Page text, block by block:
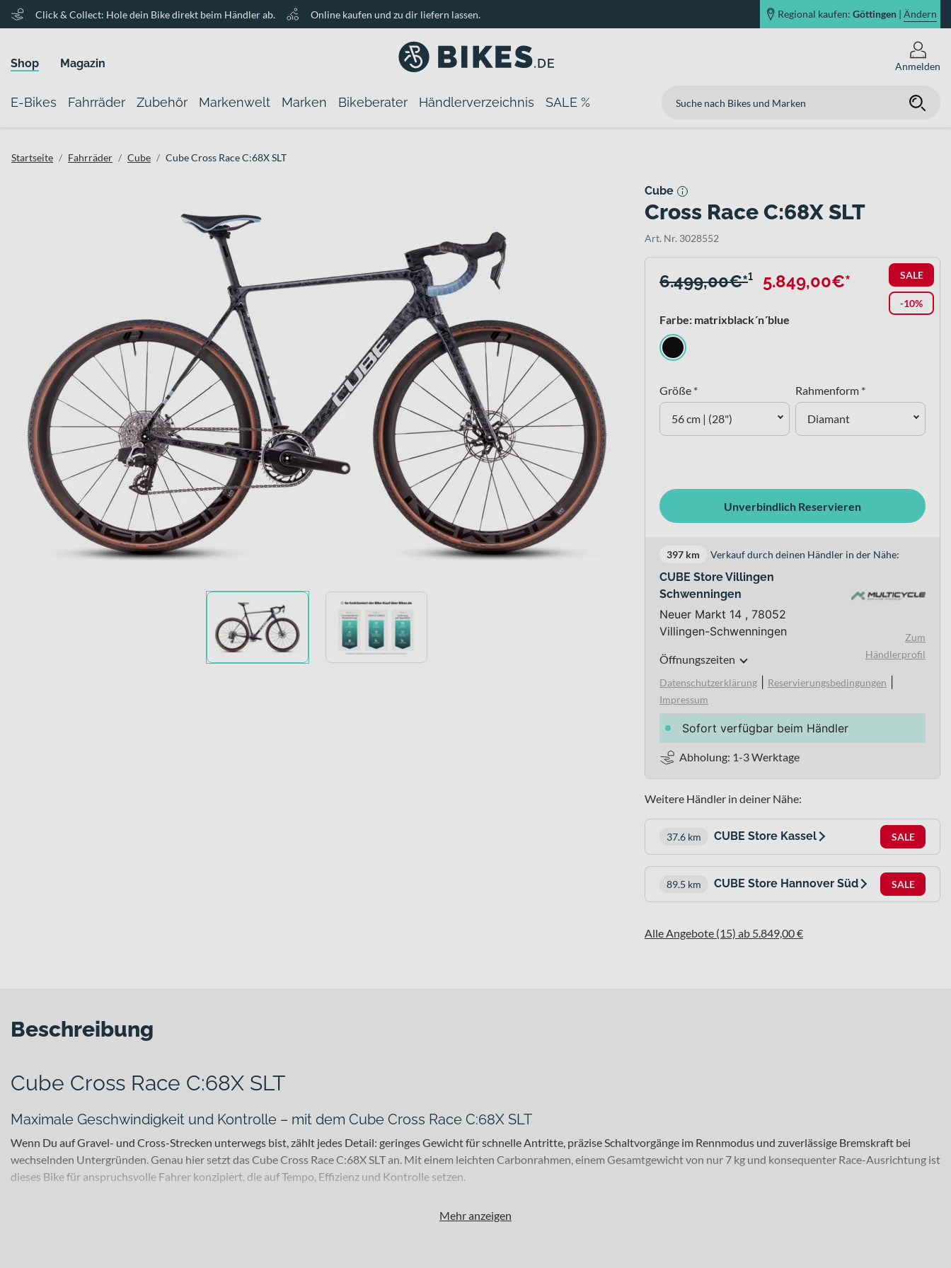
Click & Collect: Hole dein Bike direkt beim Händler ab. Online kaufen und zu dir liefern lassen. Regional kaufen: Göttingen | Ändern
Shop Magazin Anmelden
E-Bikes Fahrräder Zubehör Markenwelt Marken Bikeberater Händlerverzeichnis SALE %
Startseite Fahrräder Cube Cube Cross Race C:68X SLT
Cube
Cross Race C:68X SLT
Art. Nr. 3028552
SALE
-10%
6.499,00€*¹ 5.849,00€*
Farbe: matrixblack´n´blue
Größe *
56 cm | (28")
Rahmenform *
Diamant
Unverbindlich Reservieren
397 km Verkauf durch deinen Händler in der Nähe:
CUBE Store Villingen
Schwenningen
Neuer Markt 14 , 78052
Villingen-Schwenningen
Öffnungszeiten
Zum
Händlerprofil
Datenschutzerklärung Reservierungsbedingungen
Impressum
Sofort verfügbar beim Händler
Abholung: 1-3 Werktage
Weitere Händler in deiner Nähe:
SALE
37.6 km CUBE Store Kassel
SALE
89.5 km CUBE Store Hannover Süd
Alle Angebote (15) ab 5.849,00 €
Beschreibung
Cube Cross Race C:68X SLT
Maximale Geschwindigkeit und Kontrolle – mit dem Cube Cross Race C:68X SLT
Wenn Du auf Gravel- und Cross-Strecken unterwegs bist, zählt jedes Detail: geringes Gewicht für schnelle Antritte, präzise Schaltvorgänge im Rennmodus und zuverlässige Bremskraft bei
wechselnden Untergründen. Genau hier setzt das Cube Cross Race C:68X SLT an. Mit einem leichten Carbonrahmen, einem Gesamtgewicht von nur 7 kg und konsequenter Race-Ausrichtung ist
dieses Bike für anspruchsvolle Fahrer konzipiert, die auf Tempo, Effizienz und Kontrolle setzen.
Mehr anzeigen